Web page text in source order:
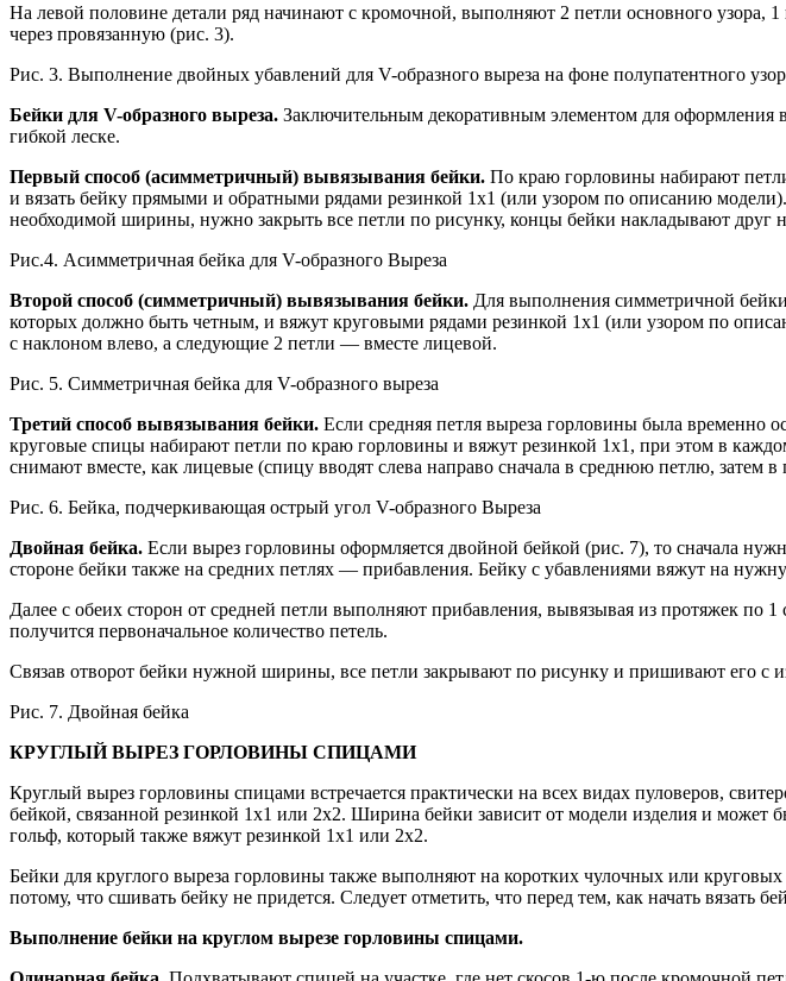
На левой половине детали ряд начинают с кромочной, выполняют 2 петли основного
через провязанную (рис. 3).
Рис. 3. Выполнение двойных убавлений для V-образного выреза на фоне полупатентного
Бейки для V-образного выреза. Заключительным декоративным элементом для оформления
гибкой леске.
Первый способ (асимметричный) вывязывания бейки. По краю горловины набирают петли
и вязать бейку прямыми и обратными рядами резинкой 1х1 (или узором по описанию
необходимой ширины, нужно закрыть все петли по рисунку, концы бейки накладывают друг
Рис.4. Асимметричная бейка для V-образного Выреза
Второй способ (симметричный) вывязывания бейки. Для выполнения симметричной
которых должно быть четным, и вяжут круговыми рядами резинкой 1х1 (или узором по
с наклоном влево, а следующие 2 петли — вместе лицевой.
Рис. 5. Симметричная бейка для V-образного выреза
Третий способ вывязывания бейки. Если средняя петля выреза горловины была временно
круговые спицы набирают петли по краю горловины и вяжут резинкой 1х1, при этом в
снимают вместе, как лицевые (спицу вводят слева направо сначала в среднюю петлю,
Рис. 6. Бейка, подчеркивающая острый угол V-образного Выреза
Двойная бейка. Если вырез горловины оформляется двойной бейкой (рис. 7), то сначала
стороне бейки также на средних петлях — прибавления. Бейку с убавлениями вяжут на
Далее с обеих сторон от средней петли выполняют прибавления, вывязывая из протяжек по
получится первоначальное количество петель.
Связав отворот бейки нужной ширины, все петли закрывают по рисунку и пришивают его с
Рис. 7. Двойная бейка
КРУГЛЫЙ ВЫРЕЗ ГОРЛОВИНЫ СПИЦАМИ
Круглый вырез горловины спицами встречается практически на всех видах пуловеров,
бейкой, связанной резинкой 1х1 или 2х2. Ширина бейки зависит от модели изделия и
гольф, который также вяжут резинкой 1х1 или 2х2.
Бейки для круглого выреза горловины также выполняют на коротких чулочных или
потому, что сшивать бейку не придется. Следует отметить, что перед тем, как начать
Выполнение бейки на круглом вырезе горловины спицами.